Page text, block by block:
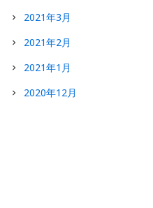
2021年3月
2021年2月
2021年1月
2020年12月